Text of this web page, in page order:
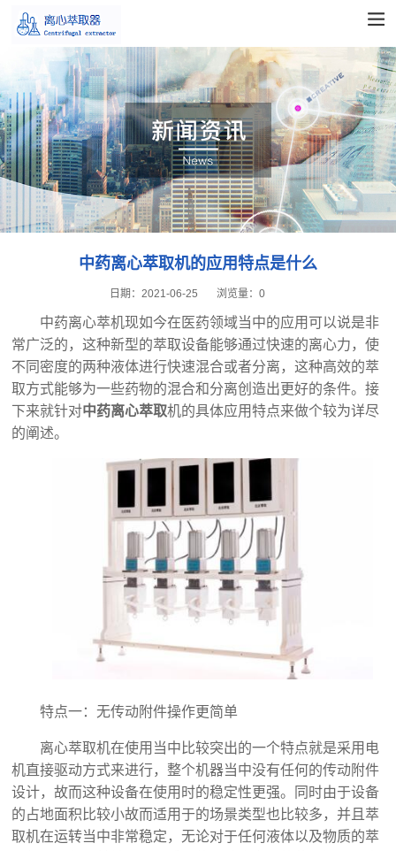
中药离心萃取机的应用特点是什么
2021-06-25
日期： 浏览量：0
中药离心萃机现如今在医药领域当中的应用可以说是非
常广泛的，这种新型的萃取设备能够通过快速的离心力，使
不同密度的两种液体进行快速混合或者分离，这种高效的萃
取方式能够为一些药物的混合和分离创造出更好的条件。接
下来就针对中药离心萃取机的具体应用特点来做个较为详尽
的阐述。
特点一：无传动附件操作更简单
离心萃取机在使用当中比较突出的一个特点就是采用电
机直接驱动方式来进行，整个机器当中没有任何的传动附件
设计，故而这种设备在使用时的稳定性更强。同时由于设备
的占地面积比较小故而适用于的场景类型也比较多，并且萃
取机在运转当中非常稳定，无论对于任何液体以及物质的萃